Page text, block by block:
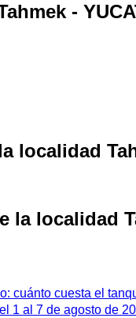
-
localidad
la localidad
cuánto cuesta el
1 al 7 de agosto de